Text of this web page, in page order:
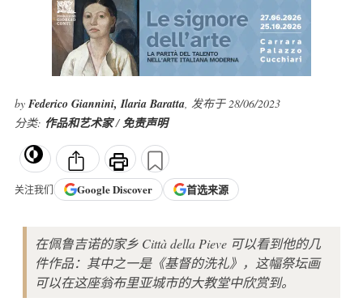
by Federico Giannini, Ilaria Baratta, 发布于 28/06/2023
分类: 作品和艺术家/免责声明
关注我们 GoogleDiscover 首选来源
在佩鲁吉诺的家乡 Città della Pieve 可以看到他的几
件作品：其中之一是《基督的洗礼》，这幅祭坛画
可以在这座翁布里亚城市的大教堂中欣赏到。